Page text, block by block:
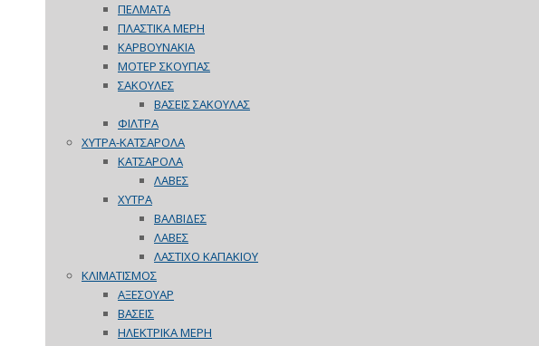
ΠΕΛΜΑΤΑ
ΠΛΑΣΤΙΚΑ ΜΕΡΗ
ΚΑΡΒΟΥΝΑΚΙΑ
ΜΟΤΕΡ ΣΚΟΥΠΑΣ
ΣΑΚΟΥΛΕΣ
ΒΑΣΕΙΣ ΣΑΚΟΥΛΑΣ
ΦΙΛΤΡΑ
ΧΥΤΡΑ-ΚΑΤΣΑΡΟΛΑ
ΚΑΤΣΑΡΟΛΑ
ΛΑΒΕΣ
ΧΥΤΡΑ
ΒΑΛΒΙΔΕΣ
ΛΑΒΕΣ
ΛΑΣΤΙΧΟ ΚΑΠΑΚΙΟΥ
ΚΛΙΜΑΤΙΣΜΟΣ
ΑΞΕΣΟΥΑΡ
ΒΑΣΕΙΣ
ΗΛΕΚΤΡΙΚΑ ΜΕΡΗ